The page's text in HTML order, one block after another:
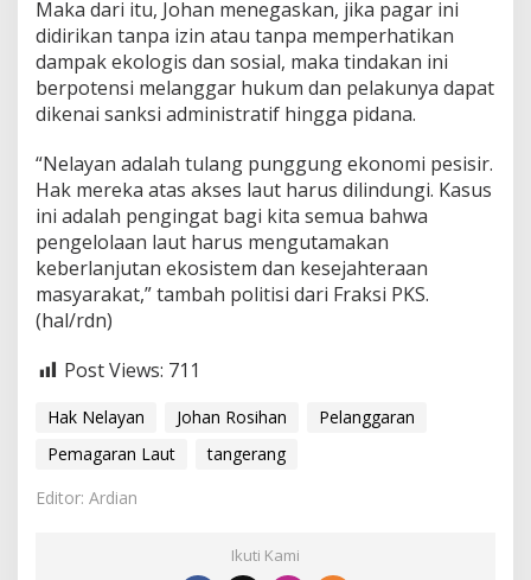
l
a
y
a
n
Maka dari itu, Johan menegaskan, jika pagar ini
didirikan tanpa izin atau tanpa memperhatikan
dampak ekologis dan sosial, maka tindakan ini
berpotensi melanggar hukum dan pelakunya dapat
dikenai sanksi administratif hingga pidana.
“Nelayan adalah tulang punggung ekonomi pesisir.
Hak mereka atas akses laut harus dilindungi. Kasus
ini adalah pengingat bagi kita semua bahwa
pengelolaan laut harus mengutamakan
keberlanjutan ekosistem dan kesejahteraan
masyarakat,” tambah politisi dari Fraksi PKS.
(hal/rdn)
Post Views: 711
Hak Nelayan Johan Rosihan
Pelanggaran
Pemagaran Laut
tangerang
Editor: Ardian
Ikuti Kami